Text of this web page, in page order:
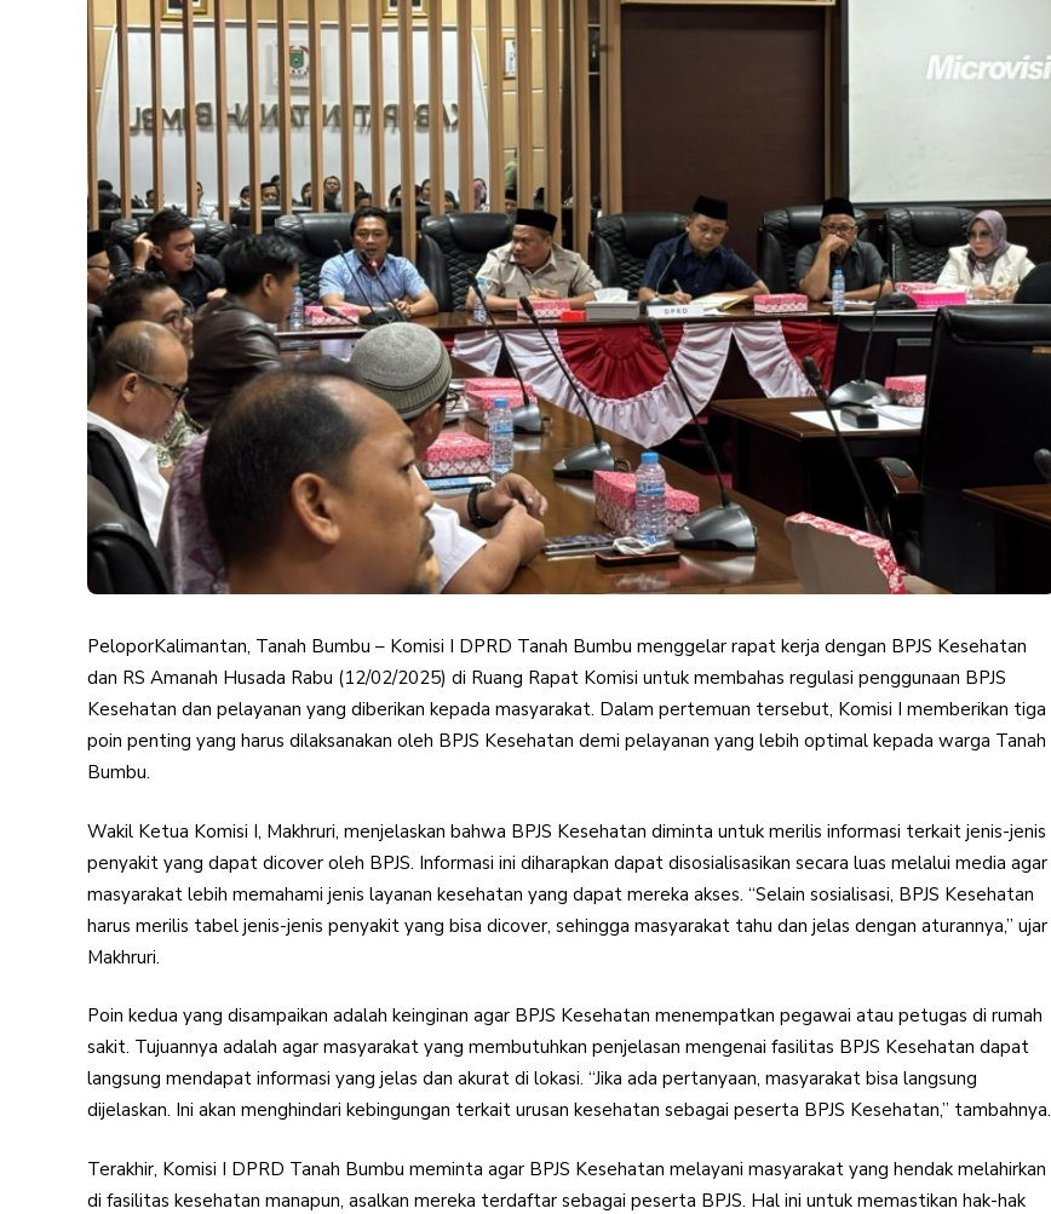
PeloporKalimantan, Tanah Bumbu – Komisi I DPRD Tanah Bumbu menggelar rapat kerja dengan BPJS Kesehatan
dan RS Amanah Husada Rabu (12/02/2025) di Ruang Rapat Komisi untuk membahas regulasi penggunaan BPJS
Kesehatan dan pelayanan yang diberikan kepada masyarakat. Dalam pertemuan tersebut, Komisi I memberikan tiga
poin penting yang harus dilaksanakan oleh BPJS Kesehatan demi pelayanan yang lebih optimal kepada warga Tanah
Bumbu.
Wakil Ketua Komisi I, Makhruri, menjelaskan bahwa BPJS Kesehatan diminta untuk merilis informasi terkait jenis-jenis
penyakit yang dapat dicover oleh BPJS. Informasi ini diharapkan dapat disosialisasikan secara luas melalui media agar
masyarakat lebih memahami jenis layanan kesehatan yang dapat mereka akses. “Selain sosialisasi, BPJS Kesehatan
harus merilis tabel jenis-jenis penyakit yang bisa dicover, sehingga masyarakat tahu dan jelas dengan aturannya,” ujar
Makhruri.
Poin kedua yang disampaikan adalah keinginan agar BPJS Kesehatan menempatkan pegawai atau petugas di rumah
sakit. Tujuannya adalah agar masyarakat yang membutuhkan penjelasan mengenai fasilitas BPJS Kesehatan dapat
langsung mendapat informasi yang jelas dan akurat di lokasi. “Jika ada pertanyaan, masyarakat bisa langsung
dijelaskan. Ini akan menghindari kebingungan terkait urusan kesehatan sebagai peserta BPJS Kesehatan,” tambahnya.
Terakhir, Komisi I DPRD Tanah Bumbu meminta agar BPJS Kesehatan melayani masyarakat yang hendak melahirkan
di fasilitas kesehatan manapun, asalkan mereka terdaftar sebagai peserta BPJS. Hal ini untuk memastikan hak-hak